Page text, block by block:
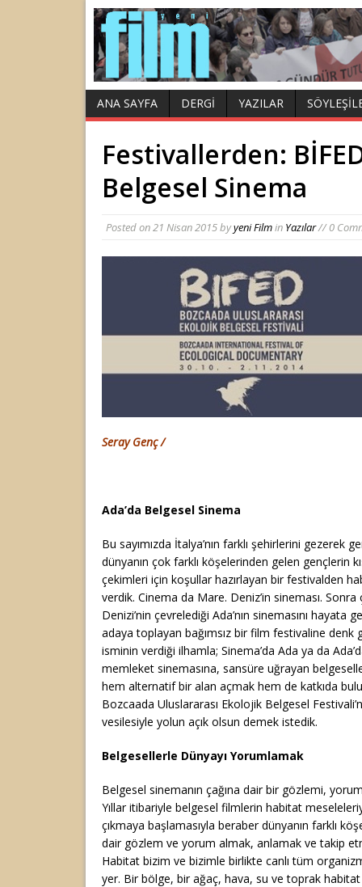
ANA SAYFA DERGI YAZILAR
Festivallerden:
Belgesel Sinema
Posted on21 Nisan 2015byyeni Filmin Yazılar// 0
Seray Genç /
Ada’da Belgesel Sinema
Bu sayımızda İtalya’nın farklı şehirlerini gezerek
dünyanın çok farklı köşelerinden gelen gençlerin
çekimleri için koşullar hazırlayan bir festivalden
verdik. Cinema da Mare. Deniz’in sineması.
Denizi’nin çevrelediği Ada’nın sinemasını hayata
adaya toplayan bağımsız bir film festivaline denk
isminin verdiği ilhamla; Sinema’da Ada ya da
memleket sinemasına, sansüre uğrayan
hem alternatif bir alan açmak hem de katkıda
Bozcaada Uluslararası Ekolojik Belgesel
vesilesiyle yolun açık olsun demek istedik.
Belgesellerle Dünyayı Yorumlamak
Belgesel sinemanın çağına dair bir gözlemi,
Yıllar itibariyle belgesel filmlerin habitat
çıkmaya başlamasıyla beraber dünyanın farklı
dair gözlem ve yorum almak, anlamak ve takip
Habitat bizim ve bizimle birlikte canlı tüm
yer. Bir bölge, bir ağaç, hava, su ve toprak habitat